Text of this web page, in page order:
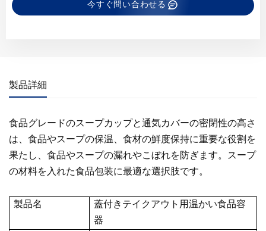
今すぐ問い合わせる
製品詳細
食品グレードのスープカップと通気カバーの密閉性の高さ
は、食品やスープの保温、食材の鮮度保持に重要な役割を
果たし、食品やスープの漏れやこぼれを防ぎます。スープ
の材料を入れた食品包装に最適な選択肢です。
製品名
蓋付きテイクアウト用温かい食品容
器